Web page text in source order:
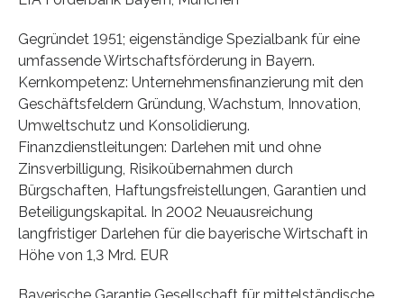
Gegründet 1951; eigenständige Spezialbank für eine
umfassende Wirtschaftsförderung in Bayern.
Kernkompetenz: Unternehmensfinanzierung mit den
Geschäftsfeldern Gründung, Wachstum, Innovation,
Umweltschutz und Konsolidierung.
Finanzdienstleitungen: Darlehen mit und ohne
Zinsverbilligung, Risikoübernahmen durch
Bürgschaften, Haftungsfreistellungen, Garantien und
Beteiligungskapital. In 2002 Neuausreichung
langfristiger Darlehen für die bayerische Wirtschaft in
Höhe von 1,3 Mrd. EUR
Bayerische Garantie Gesellschaft für mittelständische